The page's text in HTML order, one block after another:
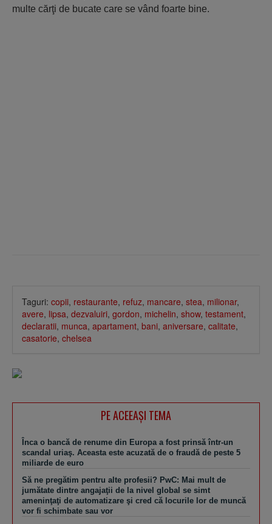
multe cărţi de bucate care se vând foarte bine.
Taguri: copii, restaurante, refuz, mancare, stea, milionar,
avere, lipsa, dezvaluiri, gordon, michelin, show, testament,
declaratii, munca, apartament, bani, aniversare, calitate,
casatorie, chelsea
PE ACEEAŞI TEMA
Înca o bancă de renume din Europa a fost prinsă într-un
scandal uriaş. Aceasta este acuzată de o fraudă de peste 5
miliarde de euro
Să ne pregătim pentru alte profesii? PwC: Mai mult de
jumătate dintre angajaţii de la nivel global se simt
ameninţaţi de automatizare şi cred că locurile lor de muncă
vor fi schimbate sau vor